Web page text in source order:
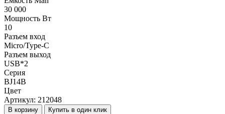
30 000
Мощность Вт
10
Разъем вход
Micro/Type-C
Разъем выход
USB*2
Серия
BJ14B
Цвет
Артикул: 212048
В корзину Купить в один клик